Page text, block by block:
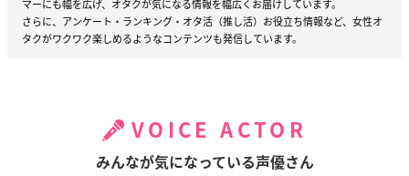
マーにも幅を広げ、オタクが気になる情報を幅広くお届けしています。
さらに、アンケート・ランキング・オタ活（推し活）お役立ち情報など、女性オ
タクがワクワク楽しめるようなコンテンツも発信しています。
VOICE ACTOR
みんなが気になっている声優さん